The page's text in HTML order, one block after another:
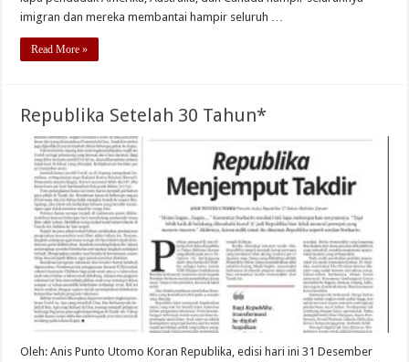
imigran dan mereka membantai hampir seluruh …
Read More »
Republika Setelah 30 Tahun*
Oleh: Anis Punto Utomo Koran Republika, edisi hari ini 31 Desember